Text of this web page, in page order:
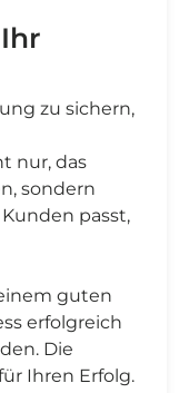
zu sichern,
nur, das
sondern
passt,
guten
erfolgreich
Die
Ihren Erfolg.